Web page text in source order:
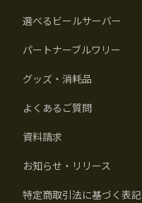
選べるビールサーバー
パートナーブルワリー
グッズ・消耗品
よくあるご質問
資料請求
お知らせ・リリース
特定商取引法に基づく表記